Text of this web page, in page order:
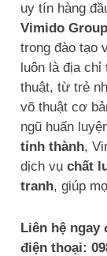
uy tín hàng
Vimido Group
trong đào tạo
luôn là địa
thuật, từ trẻ
võ thuật cơ
ngũ huấn
tỉnh thành,
dịch vụchất
tranh, giúp
Liên hệ ngay
điện thoại: